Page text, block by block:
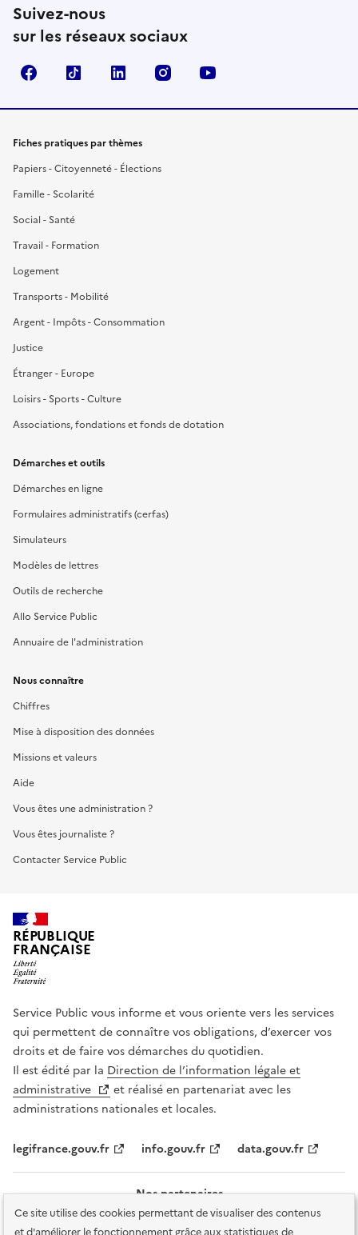
Ce site utilise des cookies permettant de visualiser des contenus
Suivez-nous
sur les réseaux sociaux
FacebookTikTok LinkedIn Instagram
Fiches pratiques par thèmes
Papiers - Citoyenneté - Élections
Famille - Scolarité
Social - Santé
Travail - Formation
Logement
Transports - Mobilité
Argent - Impôts - Consommation
Justice
Étranger - Europe
Loisirs - Sports - Culture
Associations, fondations et fonds de dotation
Démarches et outils
Démarches en ligne
Formulaires administratifs (cerfas)
Simulateurs
Modèles de lettres
Outils de recherche
Allo Service Public
Annuaire de l'administration
Nous connaître
Chiffres
Mise à disposition des données
Missions et valeurs
Aide
Vous êtes une administration ?
Vous êtes journaliste ?
Contacter Service Public
RÉPUBLIQUE
FRANÇAISE
Service Public vous informe et vous oriente vers les services
qui permettent de connaître vos obligations, d’exercer vos
droits et de faire vos démarches du quotidien.
Il est édité par la Direction de l’information légale et
administrative
et réalisé en partenariat avec les
administrations nationales et locales.
legifrance.gouv.fr info.gouv.fr data.gouv.fr
Nos partenaires